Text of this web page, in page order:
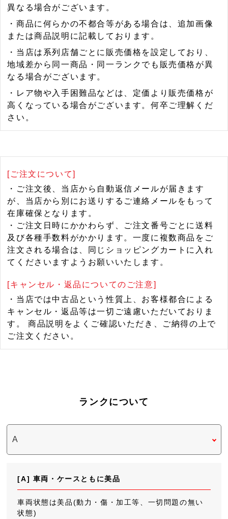
異なる場合がございます。
・商品に何らかの不都合等がある場合は、追加画像
または商品説明に記載しております。
・当店は系列店舗ごとに販売価格を設定しており、
地域差から同一商品・同一ランクでも販売価格が異
なる場合がございます。
・レア物や入手困難品などは、定価より販売価格が
高くなっている場合がございます。何卒ご理解くだ
さい。
[ご注文について]
・ご注文後、当店から自動返信メールが届きます
が、当店から別にお送りするご連絡メールをもって
在庫確保となります。
・ご注文日時にかかわらず、ご注文番号ごとに送料
及び各種手数料がかかります。一度に複数商品をご
注文される場合は、同じショッピングカートに入れ
てくださいますようお願いいたします。
[キャンセル・返品についてのご注意]
・当店では中古品という性質上、お客様都合による
キャンセル・返品等は一切ご遠慮いただいておりま
す。 商品説明をよくご確認いただき、ご納得の上で
ご注文ください。
ランクについて
[A] 車両・ケースともに美品
車両状態は美品(動力・傷・加工等、一切問題の無い
状態)